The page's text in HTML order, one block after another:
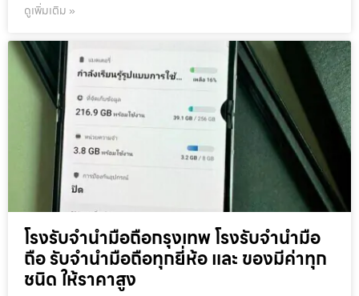
ดูเพิ่มเติม »
โรงรับจำนำมือถือกรุงเทพ โรงรับจำนำมือ
ถือ รับจำนำมือถือทุกยี่ห้อ และ ของมีค่าทุก
ชนิด ให้ราคาสูง